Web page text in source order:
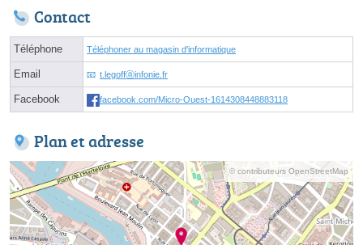
Contact
Téléphone Téléphoner au magasin d'informatique
Email t.legoffⓐinfonie.fr
Facebook facebook.com/Micro-Ouest-1614308448883118
Plan et adresse
© contributeurs OpenStreetMap